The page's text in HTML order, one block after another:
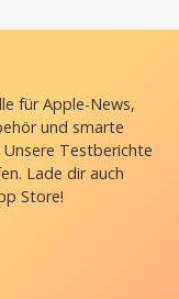
für Apple-News,
und smarte
Testberichte
Lade dir auch
Store!